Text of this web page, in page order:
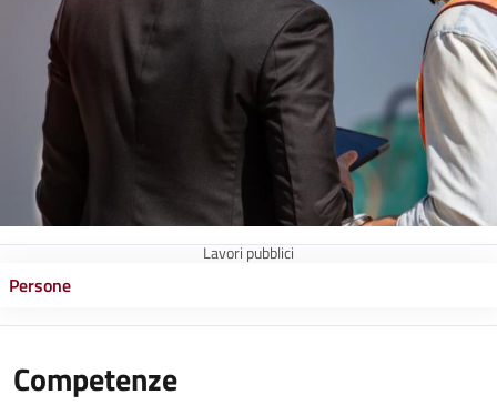
Lavori pubblici
Persone
Competenze